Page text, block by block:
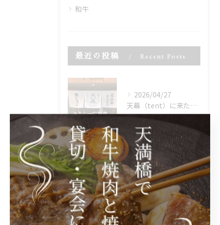
和牛
最近の投稿 Recent Posts
2026/04/27
天幕（tent）に来たら、まずこれ。
2026/04/21
GWの営業についてお知らせです。
2026/01/12
京阪天満橋駅より徒歩4分